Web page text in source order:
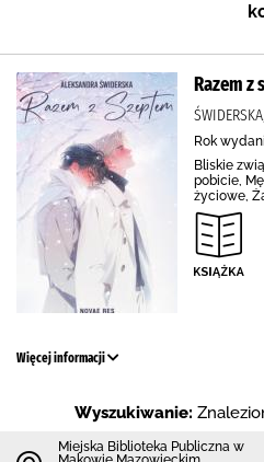
Razem z
Rok
Bliskie
pobicie,
życiowe,
Więcej informacji
Wyszukiwanie:
Miejska Biblioteka Publiczna w